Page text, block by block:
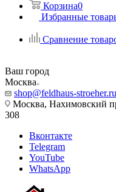
Корзина0
Избранные
Сравнение
Ваш город
Москва
shop@feldhaus-stroeher.ru
Москва, Нахимовский
308
Вконтакте
Telegram
YouTube
WhatsApp